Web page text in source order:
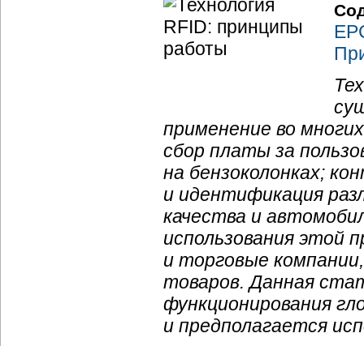
применение во
сбор платы за
на бензоколонках;
и идентификация
качества и
использования этой
и торговые
товаров. Данная
функционирования
и предполагается